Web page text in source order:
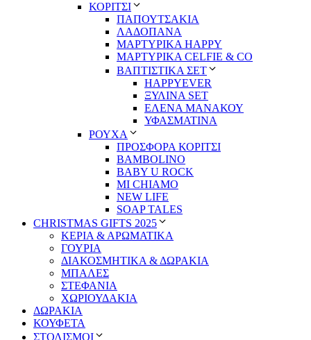
ΚΟΡΙΤΣΙ
ΠΑΠΟΥΤΣΑΚΙΑ
ΛΑΔΟΠΑΝΑ
ΜΑΡΤΥΡΙΚΑ HAPPY
ΜΑΡΤΥΡΙΚΑ CELFIE & CO
ΒΑΠΤΙΣΤΙΚΑ ΣΕΤ
HAPPYEVER
ΞΥΛΙΝΑ SET
ΕΛΕΝΑ ΜΑΝΑΚΟΥ
ΥΦΑΣΜΑΤΙΝΑ
ΡΟΥΧΑ
ΠΡΟΣΦΟΡΑ ΚΟΡΙΤΣΙ
BAMBOLINO
BABY U ROCK
MI CHIAMO
NEW LIFE
SOAP TALES
CHRISTMAS GIFTS 2025
ΚΕΡΙΑ & ΑΡΩΜΑΤΙΚΑ
ΓΟΥΡΙΑ
ΔΙΑΚΟΣΜΗΤΙΚΑ & ΔΩΡΑΚΙΑ
ΜΠΑΛΕΣ
ΣΤΕΦΑΝΙΑ
ΧΩΡΙΟΥΔΑΚΙΑ
ΔΩΡΑΚΙΑ
ΚΟΥΦΕΤΑ
ΣΤΟΛΙΣΜΟΙ